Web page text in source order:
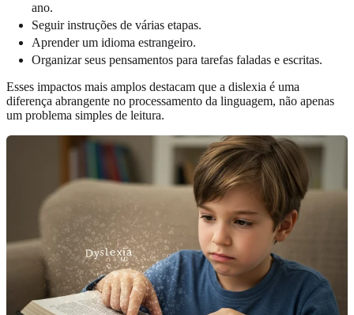
ano.
Seguir instruções de várias etapas.
Aprender um idioma estrangeiro.
Organizar seus pensamentos para tarefas faladas e escritas.
Esses impactos mais amplos destacam que a dislexia é uma
diferença abrangente no processamento da linguagem, não apenas
um problema simples de leitura.